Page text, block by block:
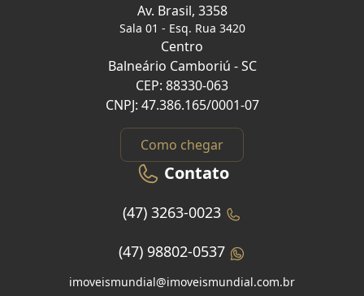
Av. Brasil, 3358
Sala 01 - Esq. Rua 3420
Centro
Balneário Camboriú - SC
CEP: 88330-063
CNPJ: 47.386.165/0001-07
Como chegar
Contato
(47) 3263-0023
(47) 98802-0537
imoveismundial@imoveismundial.com.br